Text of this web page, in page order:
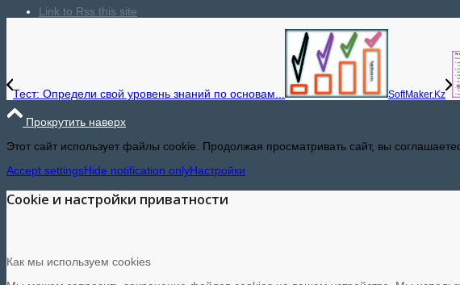
Link to Rss this site
Тест: Определи свой уровень знаний по основам... SoftMaker.Kz
Прокрутить наверх
Этот сайт использует файлы cookie. Продолжая просматривать сайт, вы
Accept settingsHide notification onlyНастройки
Cookie и настройки приватности
Как мы используем cookies